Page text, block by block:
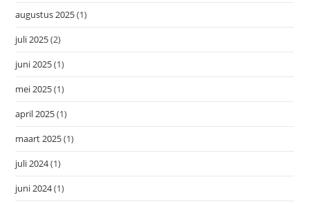
augustus 2025(1)
juli 2025(2)
juni 2025(1)
mei 2025(1)
april 2025(1)
maart 2025(1)
juli 2024(1)
juni 2024(1)